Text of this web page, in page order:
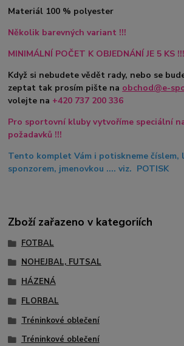
Materiál 100 % polyester
Několik barevných variant !!!
MINIMÁLNÍ POČET K OBJEDNÁNÍ JE 5 KS
Když si nebudete vědět rady, nebo se
zeptat tak prosím pište na obchod@e-
volejte na +420 737 200 336
Pro sportovní kluby vytvoříme speciální
požadavků !!!
Tento komplet Vám i potiskneme číslem,
sponzorem, jmenovkou .... viz. POTISK
Zboží zařazeno v kategoriích
FOTBAL
NOHEJBAL, FUTSAL
HÁZENÁ
FLORBAL
Tréninkové oblečení
Tréninkové oblečení